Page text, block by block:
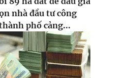
nhà đầu tư công
phố cảng...